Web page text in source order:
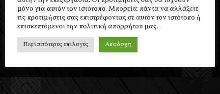
μόνο για αυτόν τον ιστότοπο. Μπορείτε πάντα να αλλάξετε
τις προτιμήσεις σας επιστρέφοντας σε αυτόν τον ιστότοπο ή
επισκεπτόμενοι την πολιτική απορρήτου μας.
Περισσότερες επιλογές Αποδοχή